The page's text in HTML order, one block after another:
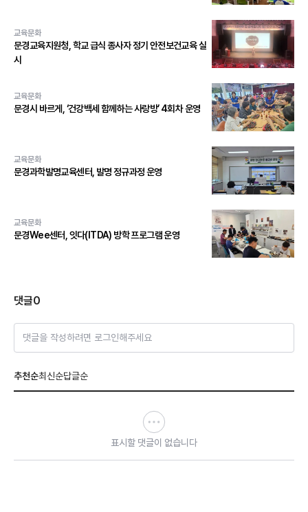
교육문화
문경교육지원청, 학교 급식 종사자 정기 안전보건교육 실
시
교육문화
문경시 바르게, ‘건강백세 함께하는 사랑방’ 4회차 운영
교육문화
문경과학발명교육센터, 발명 정규과정 운영
교육문화
문경Wee센터, 잇다(ITDA) 방학 프로그램 운영
댓글0
댓글을 작성하려면 로그인해주세요
추천순최신순답글순
표시할 댓글이 없습니다